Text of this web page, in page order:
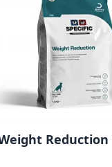
Reduction